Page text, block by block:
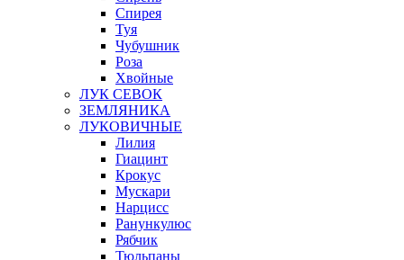
Спирея
Туя
Чубушник
Роза
Хвойные
ЛУК СЕВОК
ЗЕМЛЯНИКА
ЛУКОВИЧНЫЕ
Лилия
Гиацинт
Крокус
Мускари
Нарцисс
Ранункулюс
Рябчик
Тюльпаны